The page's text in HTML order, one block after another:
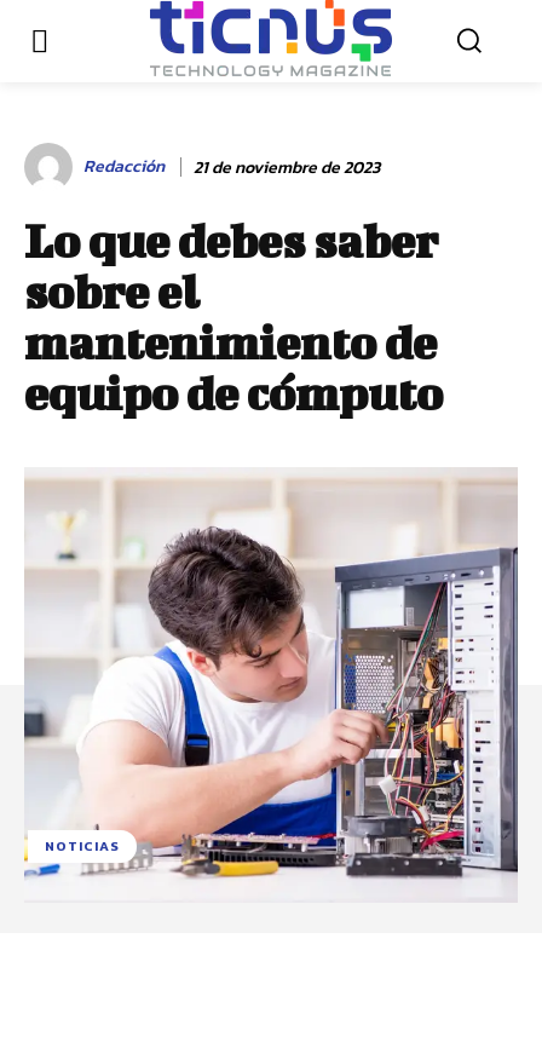
Redacción 21 de noviembre de 2023
Lo que debes saber
sobre el
mantenimiento de
equipo de cómputo
NOTICIAS